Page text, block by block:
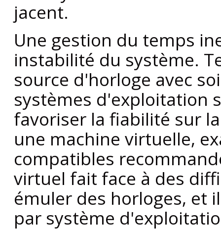
jacent.
Une gestion du temps
instabilité du système.
source d'horloge avec
systèmes d'exploitation
favoriser la fiabilité sur
une machine virtuelle,
compatibles
virtuel fait face à des
émuler des horloges, et
par système